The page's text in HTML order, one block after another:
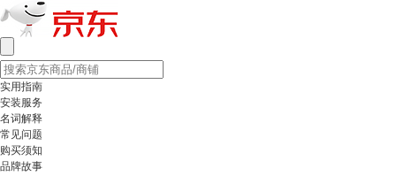
实用指南
安装服务
名词解释
常见问题
购买须知
品牌故事